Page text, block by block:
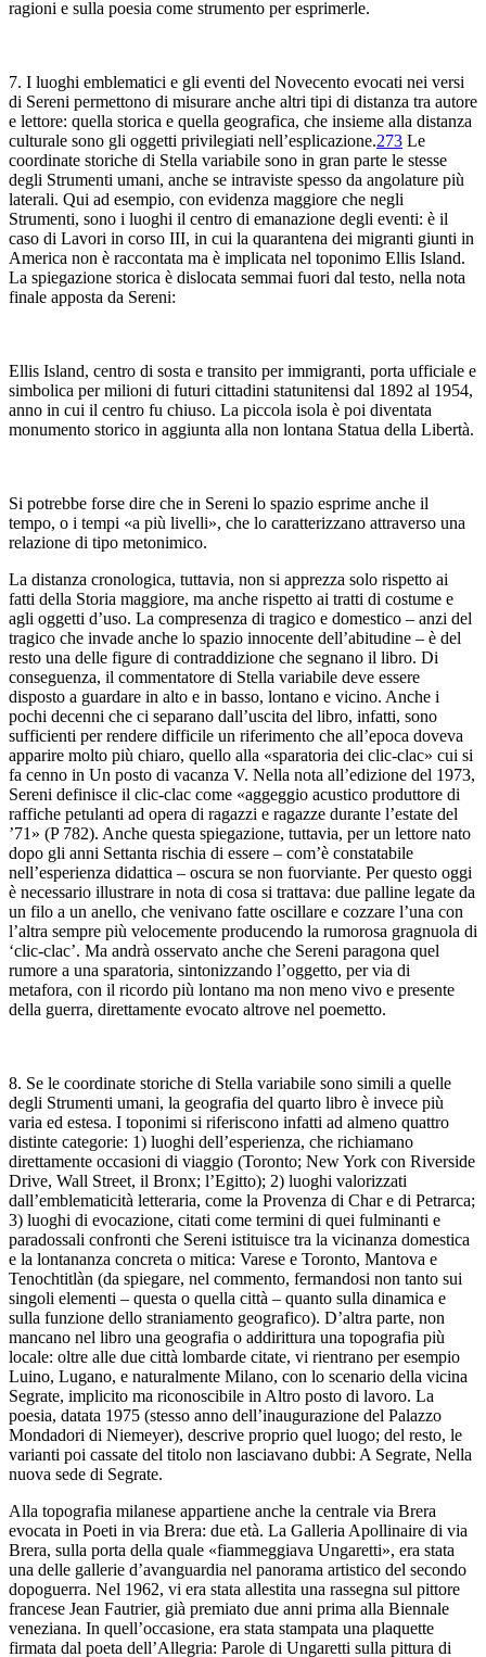
ragioni e sulla poesia come strumento per esprimerle.
7. I luoghi emblematici e gli eventi del Novecento evocati nei versi
di Sereni permettono di misurare anche altri tipi di distanza tra autore
e lettore: quella storica e quella geografica, che insieme alla distanza
culturale sono gli oggetti privilegiati nell’esplicazione.273 Le
coordinate storiche di Stella variabile sono in gran parte le stesse
degli Strumenti umani, anche se intraviste spesso da angolature più
laterali. Qui ad esempio, con evidenza maggiore che negli
Strumenti, sono i luoghi il centro di emanazione degli eventi: è il
caso di Lavori in corso III, in cui la quarantena dei migranti giunti in
America non è raccontata ma è implicata nel toponimo Ellis Island.
La spiegazione storica è dislocata semmai fuori dal testo, nella nota
finale apposta da Sereni:
Ellis Island, centro di sosta e transito per immigranti, porta ufficiale e
simbolica per milioni di futuri cittadini statunitensi dal 1892 al 1954,
anno in cui il centro fu chiuso. La piccola isola è poi diventata
monumento storico in aggiunta alla non lontana Statua della Libertà.
Si potrebbe forse dire che in Sereni lo spazio esprime anche il
tempo, o i tempi «a più livelli», che lo caratterizzano attraverso una
relazione di tipo metonimico.
La distanza cronologica, tuttavia, non si apprezza solo rispetto ai
fatti della Storia maggiore, ma anche rispetto ai tratti di costume e
agli oggetti d’uso. La compresenza di tragico e domestico – anzi del
tragico che invade anche lo spazio innocente dell’abitudine – è del
resto una delle figure di contraddizione che segnano il libro. Di
conseguenza, il commentatore di Stella variabile deve essere
disposto a guardare in alto e in basso, lontano e vicino. Anche i
pochi decenni che ci separano dall’uscita del libro, infatti, sono
sufficienti per rendere difficile un riferimento che all’epoca doveva
apparire molto più chiaro, quello alla «sparatoria dei clic-clac» cui si
fa cenno in Un posto di vacanza V. Nella nota all’edizione del 1973,
Sereni definisce il clic-clac come «aggeggio acustico produttore di
raffiche petulanti ad opera di ragazzi e ragazze durante l’estate del
’71» (P 782). Anche questa spiegazione, tuttavia, per un lettore nato
dopo gli anni Settanta rischia di essere – com’è constatabile
nell’esperienza didattica – oscura se non fuorviante. Per questo oggi
è necessario illustrare in nota di cosa si trattava: due palline legate da
un filo a un anello, che venivano fatte oscillare e cozzare l’una con
l’altra sempre più velocemente producendo la rumorosa gragnuola di
‘clic-clac’. Ma andrà osservato anche che Sereni paragona quel
rumore a una sparatoria, sintonizzando l’oggetto, per via di
metafora, con il ricordo più lontano ma non meno vivo e presente
della guerra, direttamente evocato altrove nel poemetto.
8. Se le coordinate storiche di Stella variabile sono simili a quelle
degli Strumenti umani, la geografia del quarto libro è invece più
varia ed estesa. I toponimi si riferiscono infatti ad almeno quattro
distinte categorie: 1) luoghi dell’esperienza, che richiamano
direttamente occasioni di viaggio (Toronto; New York con Riverside
Drive, Wall Street, il Bronx; l’Egitto); 2) luoghi valorizzati
dall’emblematicità letteraria, come la Provenza di Char e di Petrarca;
3) luoghi di evocazione, citati come termini di quei fulminanti e
paradossali confronti che Sereni istituisce tra la vicinanza domestica
e la lontananza concreta o mitica: Varese e Toronto, Mantova e
Tenochtitlàn (da spiegare, nel commento, fermandosi non tanto sui
singoli elementi – questa o quella città – quanto sulla dinamica e
sulla funzione dello straniamento geografico). D’altra parte, non
mancano nel libro una geografia o addirittura una topografia più
locale: oltre alle due città lombarde citate, vi rientrano per esempio
Luino, Lugano, e naturalmente Milano, con lo scenario della vicina
Segrate, implicito ma riconoscibile in Altro posto di lavoro. La
poesia, datata 1975 (stesso anno dell’inaugurazione del Palazzo
Mondadori di Niemeyer), descrive proprio quel luogo; del resto, le
varianti poi cassate del titolo non lasciavano dubbi: A Segrate, Nella
nuova sede di Segrate.
Alla topografia milanese appartiene anche la centrale via Brera
evocata in Poeti in via Brera: due età. La Galleria Apollinaire di via
Brera, sulla porta della quale «fiammeggiava Ungaretti», era stata
una delle gallerie d’avanguardia nel panorama artistico del secondo
dopoguerra. Nel 1962, vi era stata allestita una rassegna sul pittore
francese Jean Fautrier, già premiato due anni prima alla Biennale
veneziana. In quell’occasione, era stata stampata una plaquette
firmata dal poeta dell’Allegria: Parole di Ungaretti sulla pittura di